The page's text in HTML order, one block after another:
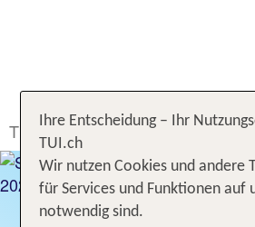
TUI.ch Ferien buchen Ferien
Ihre Entscheidung – Ihr
TUI.ch
Wir nutzen Cookies und andere
für Services und Funktionen auf
notwendig sind.